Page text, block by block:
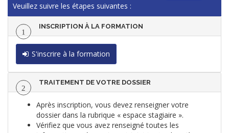
Veuillez suivre les étapes suivantes :
1
INSCRIPTION À LA FORMATION
S'inscrire à la formation
2
TRAITEMENT DE VOTRE DOSSIER
Après inscription, vous devez renseigner votre
dossier dans la rubrique « espace stagiaire ».
Vérifiez que vous avez renseigné toutes les